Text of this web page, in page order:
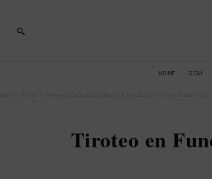
HOME LOCAL
Tiroteo en